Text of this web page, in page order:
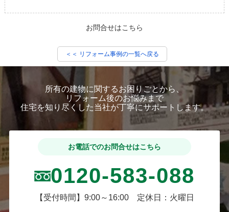
お問合せはこちら
＜＜ リフォーム事例の一覧へ戻る
所有の建物に関するお困りごとから、
リフォーム後のお悩みまで
住宅を知り尽くした当社が丁寧にサポートします。
お電話でのお問合せはこちら
0120-583-088
【受付時間】9:00～16:00 定休日：火曜日